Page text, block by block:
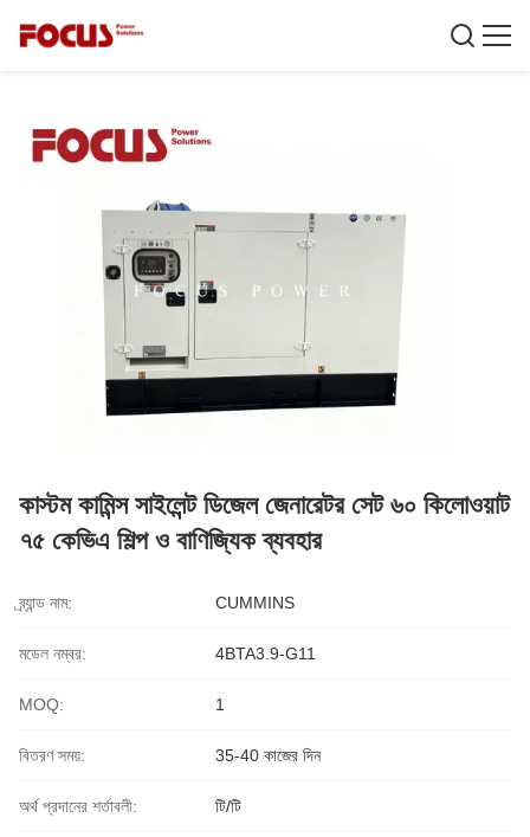
কাস্টম কামিন্স সাইলেন্ট ডিজেল জেনারেটর সেট ৬০ কিলোওয়াট
৭৫ কেভিএ শিল্প ও বাণিজ্যিক ব্যবহার
ব্র্যান্ড নাম: CUMMINS
মডেল নম্বর: 4BTA3.9-G11
MOQ: 1
বিতরণ সময়: 35-40 কাজের দিন
অর্থ প্রদানের শর্তাবলী: টি/টি